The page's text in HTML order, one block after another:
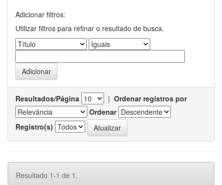
Adicionar filtros:
Utilizar filtros para refinar o resultado de busca.
Resultados/Página | Ordenar registros por
Ordenar
Registro(s)
Resultado 1-1 de 1.